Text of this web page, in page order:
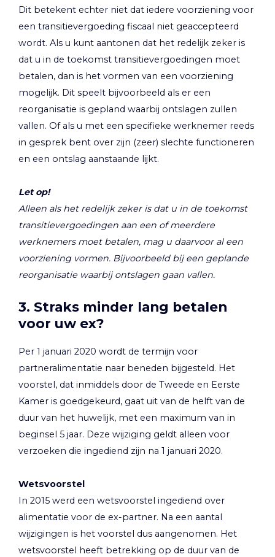
Dit betekent echter niet dat iedere voorziening voor
een transitievergoeding fiscaal niet geaccepteerd
wordt. Als u kunt aantonen dat het redelijk zeker is
dat u in de toekomst transitievergoedingen moet
betalen, dan is het vormen van een voorziening
mogelijk. Dit speelt bijvoorbeeld als er een
reorganisatie is gepland waarbij ontslagen zullen
vallen. Of als u met een specifieke werknemer reeds
in gesprek bent over zijn (zeer) slechte functioneren
en een ontslag aanstaande lijkt.
Let op!
Alleen als het redelijk zeker is dat u in de toekomst
transitievergoedingen aan een of meerdere
werknemers moet betalen, mag u daarvoor al een
voorziening vormen. Bijvoorbeeld bij een geplande
reorganisatie waarbij ontslagen gaan vallen.
3. Straks minder lang betalen
voor uw ex?
Per 1 januari 2020 wordt de termijn voor
partneralimentatie naar beneden bijgesteld. Het
voorstel, dat inmiddels door de Tweede en Eerste
Kamer is goedgekeurd, gaat uit van de helft van de
duur van het huwelijk, met een maximum van in
beginsel 5 jaar. Deze wijziging geldt alleen voor
verzoeken die ingediend zijn na 1 januari 2020.
Wetsvoorstel
In 2015 werd een wetsvoorstel ingediend over
alimentatie voor de ex-partner. Na een aantal
wijzigingen is het voorstel dus aangenomen. Het
wetsvoorstel heeft betrekking op de duur van de